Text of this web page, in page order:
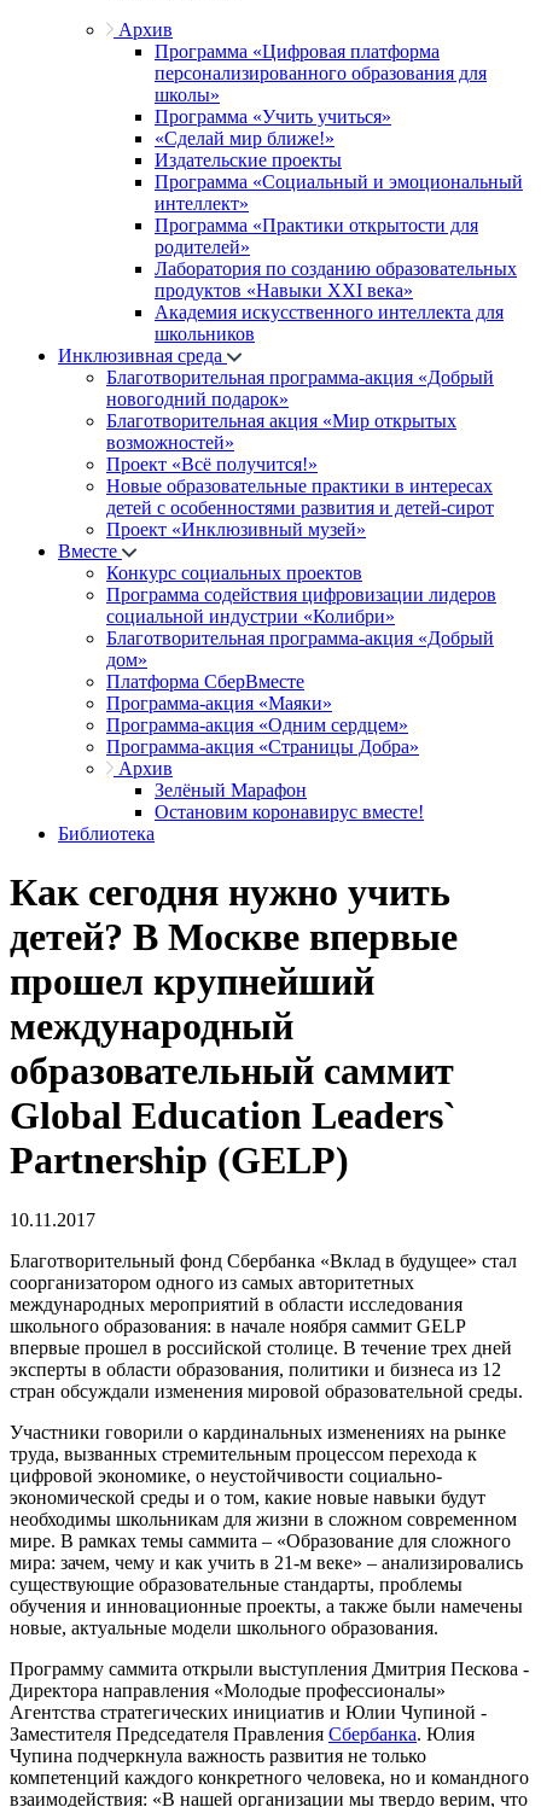
Архив
Программа «Цифровая платформа
персонализированного образования для
школы»
Программа «Учить учиться»
«Сделай мир ближе!»
Издательские проекты
Программа «Социальный и эмоциональный
интеллект»
Программа «Практики открытости для
родителей»
Лаборатория по созданию образовательных
продуктов «Навыки XXI века»
Академия искусственного интеллекта для
школьников
Инклюзивная среда
Благотворительная программа-акция «Добрый
новогодний подарок»
Благотворительная акция «Мир открытых
возможностей»
Проект «Всё получится!»
Новые образовательные практики в интересах
детей с особенностями развития и детей-сирот
Проект «Инклюзивный музей»
Вместе
Конкурс социальных проектов
Программа содействия цифровизации лидеров
социальной индустрии «Колибри»
Благотворительная программа-акция «Добрый
дом»
Платформа СберВместе
Программа-акция «Маяки»
Программа-акция «Одним сердцем»
Программа-акция «Страницы Добра»
Архив
Зелёный Марафон
Остановим коронавирус вместе!
Библиотека
Как сегодня нужно учить
детей? В Москве впервые
прошел крупнейший
международный
образовательный саммит
Global Education Leaders`
Partnership (GELP)
10.11.2017
Благотворительный фонд Сбербанка «Вклад в будущее» стал
соорганизатором одного из самых авторитетных
международных мероприятий в области исследования
школьного образования: в начале ноября саммит GELP
впервые прошел в российской столице. В течение трех дней
эксперты в области образования, политики и бизнеса из 12
стран обсуждали изменения мировой образовательной среды.
Участники говорили о кардинальных изменениях на рынке
труда, вызванных стремительным процессом перехода к
цифровой экономике, о неустойчивости социально-
экономической среды и о том, какие новые навыки будут
необходимы школьникам для жизни в сложном современном
мире. В рамках темы саммита – «Образование для сложного
мира: зачем, чему и как учить в 21-м веке» – анализировались
существующие образовательные стандарты, проблемы
обучения и инновационные проекты, а также были намечены
новые, актуальные модели школьного образования.
Программу саммита открыли выступления Дмитрия Пескова -
Директора направления «Молодые профессионалы»
Агентства стратегических инициатив и Юлии Чупиной -
Заместителя Председателя Правления Сбербанка. Юлия
Чупина подчеркнула важность развития не только
компетенций каждого конкретного человека, но и командного
взаимодействия: «В нашей организации мы твердо верим, что